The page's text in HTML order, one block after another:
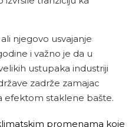
njegovo usvajanje
i važno je da u
ustupaka industriji
zadrže zamajac
efektom staklene bašte.
promenama koje